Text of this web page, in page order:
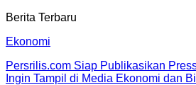
Berita Terbaru
Ekonomi
Persrilis.com Siap Publikasikan
Ingin Tampil di Media Ekonomi dan